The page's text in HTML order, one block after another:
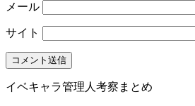
メール
サイト
イベキャラ管理人考察まとめ